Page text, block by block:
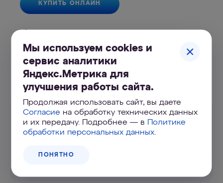
КУПИТЬ ОНЛАЙН
Адреса магазинов
Инструкция
К ФИЛЬТРУ
ПО ПРОМЫВКЕ
Мы используем cookies и
сервис аналитики
Яндекс.Метрика для
улучшения работы сайта.
Продолжая использовать сайт, вы даете
Согласие на обработку технических данных
и их передачу. Подробнее — в Политике
обработки персональных данных
ПОНЯТНО